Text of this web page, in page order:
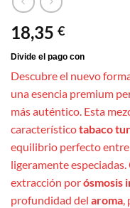
18,35 €
Descubre el nuevo
una esencia premium
más auténtico. Esta
característicotabaco
equilibrio perfecto entre
ligeramente
extracción porósmosis
profundidad del aroma,